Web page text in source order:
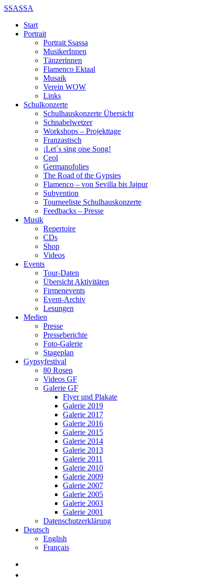
SSASSA
Start
Portrait
Portrait Ssassa
MusikerInnen
Tänzerinnen
Flamenco Ektaal
Musaik
Verein WOW
Links
Schulkonzerte
Schulhauskonzerte Übersicht
Schnabelwetzer
Workshops – Projekttage
Franzastisch
¡Let´s sing oise Song!
Ceol
Germanofolies
The Road of the Gypsies
Flamenco – von Sevilla bis Jajpur
Subvention
Tourneeliste Schulhauskonzerte
Feedbacks – Presse
Musik
Repertoire
CDs
Shop
Videos
Events
Tour-Daten
Übersicht Aktivitäten
Firmenevents
Event-Archiv
Lesungen
Medien
Presse
Presseberichte
Foto-Galerie
Stageplan
Gypsyfestival
80 Rosen
Videos GF
Galerie GF
Flyer und Plakate
Galerie 2019
Galerie 2017
Galerie 2016
Galerie 2015
Galerie 2014
Galerie 2013
Galerie 2011
Galerie 2010
Galerie 2009
Galerie 2007
Galerie 2005
Galerie 2003
Galerie 2001
Datenschutzerklärung
Deutsch
English
Français